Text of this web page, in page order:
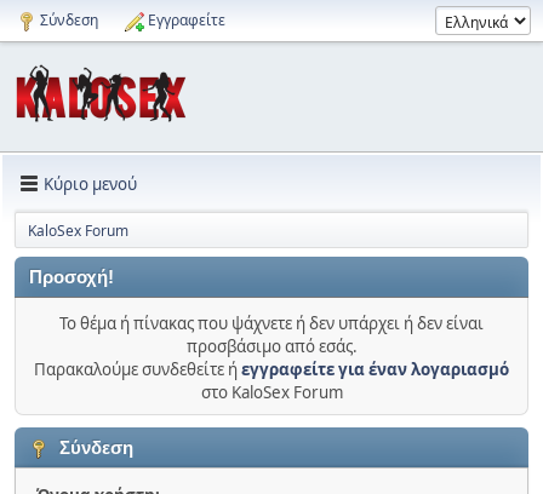
Σύνδεση Εγγραφείτε
Κύριο μενού
KaloSex Forum
Προσοχή!
Το θέμα ή πίνακας που ψάχνετε ή δεν υπάρχει ή δεν είναι
προσβάσιμο από εσάς.
Παρακαλούμε συνδεθείτε ήεγγραφείτε για έναν λογαριασμό
στο KaloSex Forum
Σύνδεση